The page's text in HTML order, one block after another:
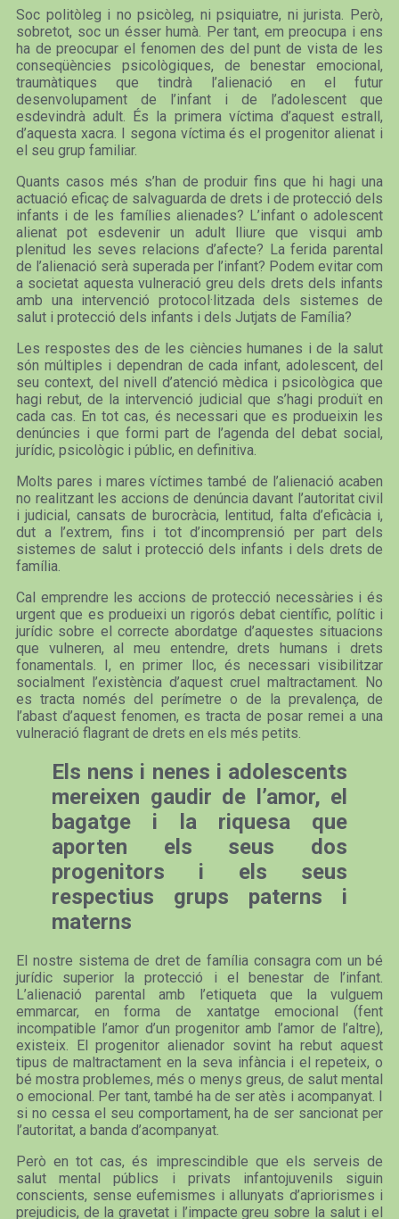
Soc politòleg i no psicòleg, ni psiquiatre, ni jurista. Però,
sobretot, soc un ésser humà. Per tant, em preocupa i ens
ha de preocupar el fenomen des del punt de vista de les
conseqüències psicològiques, de benestar emocional,
traumàtiques que tindrà l’alienació en el futur
desenvolupament de l’infant i de l’adolescent que
esdevindrà adult. És la primera víctima d’aquest estrall,
d’aquesta xacra. I segona víctima és el progenitor alienat i
el seu grup familiar.
Quants casos més s’han de produir fins que hi hagi una
actuació eficaç de salvaguarda de drets i de protecció dels
infants i de les famílies alienades? L’infant o adolescent
alienat pot esdevenir un adult lliure que visqui amb
plenitud les seves relacions d’afecte? La ferida parental
de l’alienació serà superada per l’infant? Podem evitar com
a societat aquesta vulneració greu dels drets dels infants
amb una intervenció protocol·litzada dels sistemes de
salut i protecció dels infants i dels Jutjats de Família?
Les respostes des de les ciències humanes i de la salut
són múltiples i dependran de cada infant, adolescent, del
seu context, del nivell d’atenció mèdica i psicològica que
hagi rebut, de la intervenció judicial que s’hagi produït en
cada cas. En tot cas, és necessari que es produeixin les
denúncies i que formi part de l’agenda del debat social,
jurídic, psicològic i públic, en definitiva.
Molts pares i mares víctimes també de l’alienació acaben
no realitzant les accions de denúncia davant l’autoritat civil
i judicial, cansats de burocràcia, lentitud, falta d’eficàcia i,
dut a l’extrem, fins i tot d’incomprensió per part dels
sistemes de salut i protecció dels infants i dels drets de
família.
Cal emprendre les accions de protecció necessàries i és
urgent que es produeixi un rigorós debat científic, polític i
jurídic sobre el correcte abordatge d’aquestes situacions
que vulneren, al meu entendre, drets humans i drets
fonamentals. I, en primer lloc, és necessari visibilitzar
socialment l’existència d’aquest cruel maltractament. No
es tracta només del perímetre o de la prevalença, de
l’abast d’aquest fenomen, es tracta de posar remei a una
vulneració flagrant de drets en els més petits.
Els nens i nenes i adolescents
mereixen gaudir de l’amor, el
bagatge i la riquesa que
aporten els seus dos
progenitors i els seus
respectius grups paterns i
materns
El nostre sistema de dret de família consagra com un bé
jurídic superior la protecció i el benestar de l’infant.
L’alienació parental amb l’etiqueta que la vulguem
emmarcar, en forma de xantatge emocional (fent
incompatible l’amor d’un progenitor amb l’amor de l’altre),
existeix. El progenitor alienador sovint ha rebut aquest
tipus de maltractament en la seva infància i el repeteix, o
bé mostra problemes, més o menys greus, de salut mental
o emocional. Per tant, també ha de ser atès i acompanyat. I
si no cessa el seu comportament, ha de ser sancionat per
l’autoritat, a banda d’acompanyat.
Però en tot cas, és imprescindible que els serveis de
salut mental públics i privats infantojuvenils siguin
conscients, sense eufemismes i allunyats d’apriorismes i
prejudicis, de la gravetat i l’impacte greu sobre la salut i el